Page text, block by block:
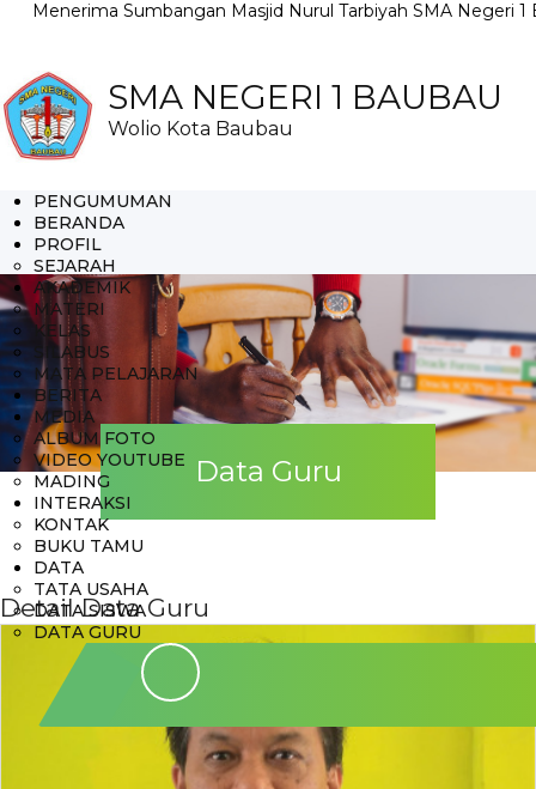
Sumbangan Masjid Nurul Tarbiyah SMA Negeri 1
SMA NEGERI 1 BAUBAU
Wolio Kota Baubau
PENGUMUMAN
BERANDA
PROFIL
SEJARAH
AKADEMIK
MATERI
KELAS
SILABUS
MATA PELAJARAN
BERITA
MEDIA
ALBUM FOTO
VIDEO YOUTUBE
MADING
INTERAKSI
KONTAK
BUKU TAMU
DATA
TATA USAHA
DATA SISWA
DATA GURU
Data Guru
Detail Data Guru